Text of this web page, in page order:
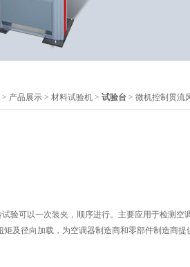
> 产品展示 > 材料试验机 > 试验台 > 微机控制贯流
验可以一次装夹，顺序进行。主要应用于检测空
及径向加载，为空调器制造商和零部件制造商提